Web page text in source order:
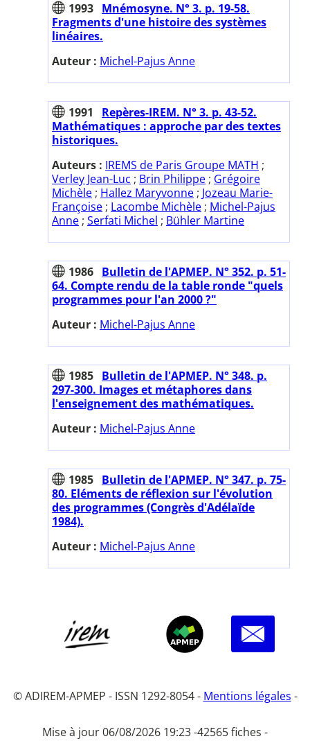
1993 Mnémosyne. N° 3. p. 19-58.
Fragments d'une histoire des systèmes
linéaires.
Auteur : Michel-Pajus Anne
1991
Repères-IREM. N° 3. p. 43-52.
Mathématiques : approche par des textes
historiques.
Auteurs : IREMS de Paris Groupe MATH ;
Verley Jean-Luc ; Brin Philippe ; Grégoire
Michèle ; Hallez Maryvonne ; Jozeau Marie-
Françoise ; Lacombe Michèle ; Michel-Pajus
Anne ; Serfati Michel ; Bühler Martine
1986 Bulletin de l'APMEP. N° 352. p. 51-
64. Compte rendu de la table ronde "quels
programmes pour l'an 2000 ?"
Auteur : Michel-Pajus Anne
1985 Bulletin de l'APMEP. N° 348. p.
297-300. Images et métaphores dans
l'enseignement des mathématiques.
Auteur : Michel-Pajus Anne
1985 Bulletin de l'APMEP. N° 347. p. 75-
80. Eléments de réflexion sur l'évolution
des programmes (Congrès d'Adélaïde
1984).
Auteur : Michel-Pajus Anne
© ADIREM-APMEP - ISSN 1292-8054 - Mentions légales -
Mise à jour 06/08/2026 19:23 -42565 fiches -